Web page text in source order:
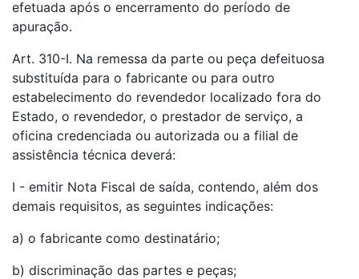
efetuada após o encerramento do período de
apuração.
Art. 310-I. Na remessa da parte ou peça defeituosa
substituída para o fabricante ou para outro
estabelecimento do revendedor localizado fora do
Estado, o revendedor, o prestador de serviço, a
oficina credenciada ou autorizada ou a filial de
assistência técnica deverá:
I - emitir Nota Fiscal de saída, contendo, além dos
demais requisitos, as seguintes indicações:
a) o fabricante como destinatário;
b) discriminação das partes e peças;